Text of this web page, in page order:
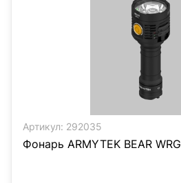
Артикул: 292035
Фонарь ARMYTEK BEAR WRG